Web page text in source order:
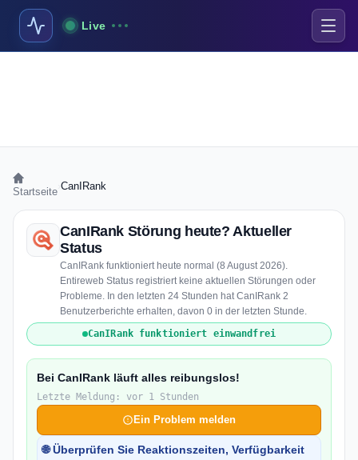
Live
Startseite CanIRank
CanIRank Störung heute? Aktueller
Status
CanIRank funktioniert heute normal (8 August 2026).
Entireweb Status registriert keine aktuellen Störungen oder
Probleme. In den letzten 24 Stunden hat CanIRank 2
Benutzerberichte erhalten, davon 0 in der letzten Stunde.
CanIRank funktioniert einwandfrei
Bei CanIRank läuft alles reibungslos!
Letzte Meldung: vor 1 Stunden
Ein Problem melden
🌐 Überprüfen Sie Reaktionszeiten, Verfügbarkeit